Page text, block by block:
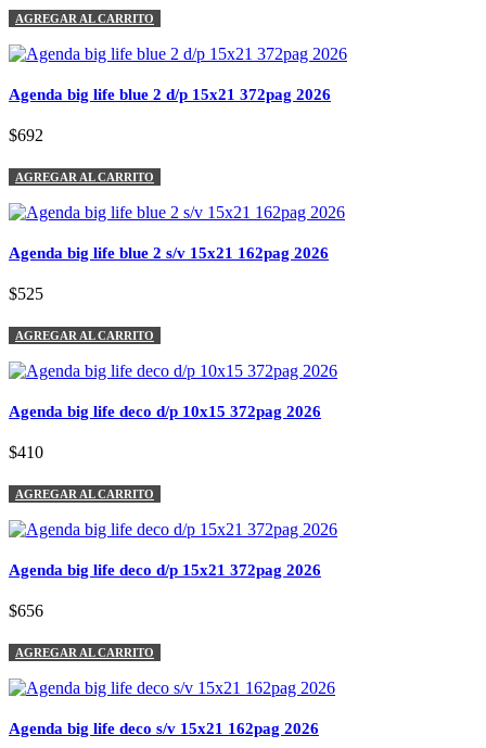
AGREGAR AL CARRITO
Agenda big life blue 2 d/p 15x21 372pag 2026
$692
AGREGAR AL CARRITO
Agenda big life blue 2 s/v 15x21 162pag 2026
$525
AGREGAR AL CARRITO
Agenda big life deco d/p 10x15 372pag 2026
$410
AGREGAR AL CARRITO
Agenda big life deco d/p 15x21 372pag 2026
$656
AGREGAR AL CARRITO
Agenda big life deco s/v 15x21 162pag 2026